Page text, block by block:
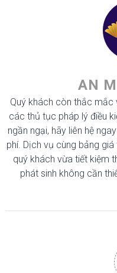
AN
Quý khách còn thắc
các thủ tục pháp lý điều
ngần ngại, hãy liên hệ
phí. Dịch vụ cùng bảng
quý khách vừa tiết kiệm
phát sinh không cần